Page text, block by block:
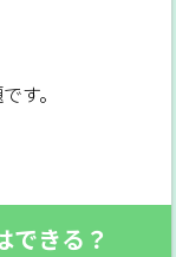
す。
できる？